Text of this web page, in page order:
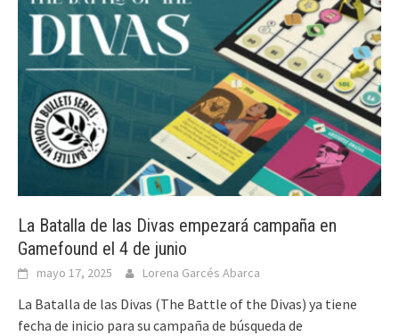
La Batalla de las Divas empezará campaña en
Gamefound el 4 de junio
mayo 17, 2025 Lorena Garcés Abarca
La Batalla de las Divas (The Battle of the Divas) ya tiene
fecha de inicio para su campaña de búsqueda de